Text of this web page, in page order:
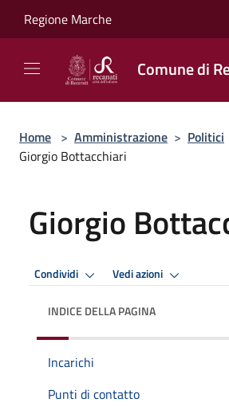
Regione Marche
Comune di
Home > Amministrazione > Politici
Giorgio Bottacchiari
Giorgio
Condividi Vedi azioni
INDICE DELLA PAGINA
Incarichi
Punti di contatto